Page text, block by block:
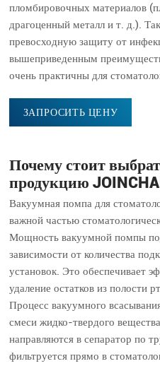
пломбировочных материалов
драгоценный металл и т. д.).
превосходную защиту от
вышеприведенным
очень практичны для
ЗАПРОСИТЬ ЦЕНУ
Почему стоит
продукцию
Вакуумная помпа для
важной частью
Мощность вакуумной помпы
зависимости от количества
установок. Это обеспечивает
удаление остатков из полости
Процесс вакуумного
смеси жидко-твердого
направляются в сепаратор по
фильтруется прямо в